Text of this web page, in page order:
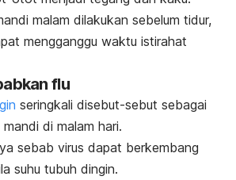
malam dilakukan sebelum tidur,
mengganggu waktu istirahat
flu
seringkali disebut-sebut sebagai
di malam hari.
sebab virus dapat berkembang
suhu tubuh dingin.